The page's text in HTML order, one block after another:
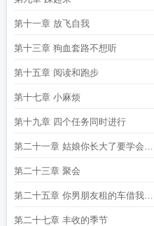
第十一章 放飞自我
第十三章 狗血套路不想听
第十五章 阅读和跑步
第十七章 小麻烦
第十九章 四个任务同时进行
第二十一章 姑娘你长大了要学会自
己开车
第二十三章 聚会
第二十五章 你男朋友租的车借我开
开
第二十七章 丰收的季节